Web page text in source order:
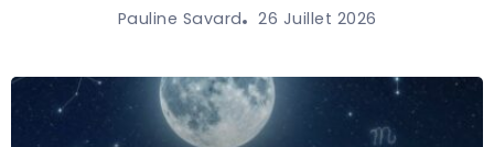
Pauline Savard 26 Juillet 2026